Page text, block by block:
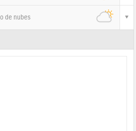
de nubes